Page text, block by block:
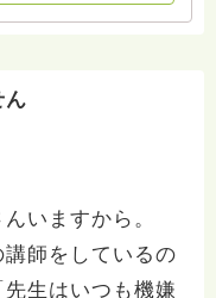
ん
いますから。
師をしているの
生はいつも機嫌